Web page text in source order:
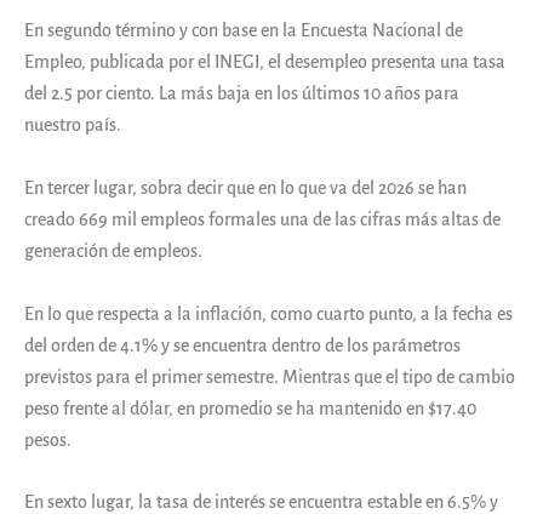
En segundo término y con base en la Encuesta Nacional de
Empleo, publicada por el INEGI, el desempleo presenta una tasa
del 2.5 por ciento. La más baja en los últimos 10 años para
nuestro país.
En tercer lugar, sobra decir que en lo que va del 2026 se han
creado 669 mil empleos formales una de las cifras más altas de
generación de empleos.
En lo que respecta a la inflación, como cuarto punto, a la fecha es
del orden de 4.1% y se encuentra dentro de los parámetros
previstos para el primer semestre. Mientras que el tipo de cambio
peso frente al dólar, en promedio se ha mantenido en $17.40
pesos.
En sexto lugar, la tasa de interés se encuentra estable en 6.5% y